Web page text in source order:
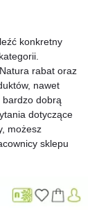
konkretny
rabat oraz
nawet
bardzo dobrą
dotyczące
możesz
sklepu